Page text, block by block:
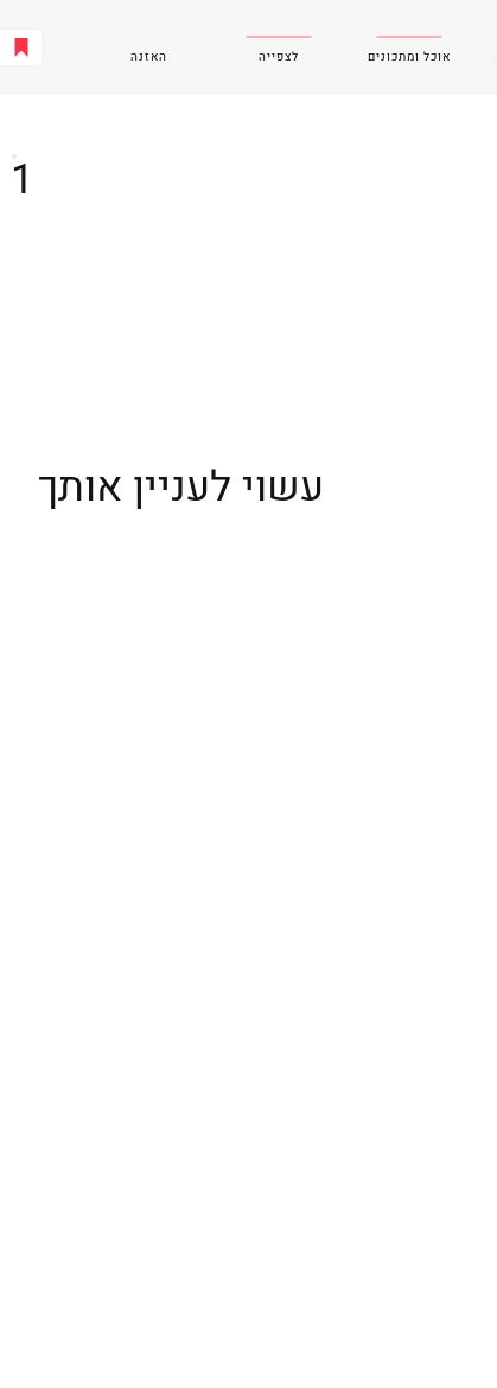
האזנה לצפייה אוכל ומתכונים
עשוי לעניין אותך
1